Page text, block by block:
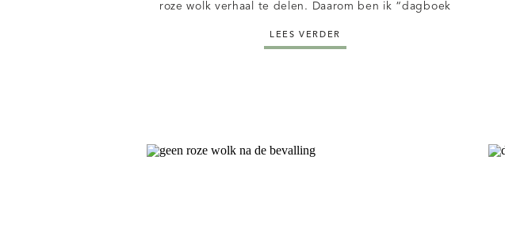
roze wolk verhaal te delen. Daarom ben ik “dagboek
mama haar verhaal kan delen, als ze […]
LEES VERDER